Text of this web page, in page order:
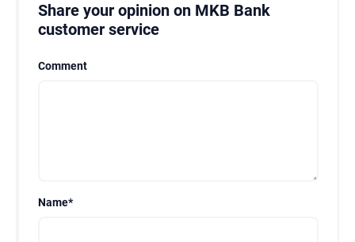
Share your opinion on MKB Bank
customer service
Comment
Name*